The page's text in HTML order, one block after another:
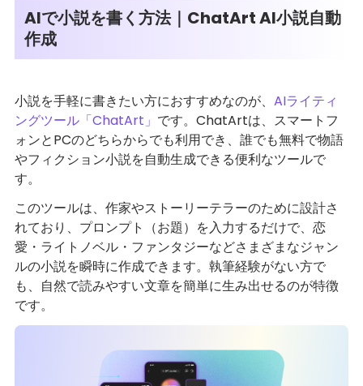
AIで小説を書く方法｜ChatArt AI小説自動
作成
小説を手軽に書きたい方におすすめなのが、 AIライティ
ングツール「ChatArt」 です。ChatArtは、スマートフ
ォンとPCのどちらからでも利用でき、誰でも無料で物語
やフィクション小説を自動生成できる便利なツールで
す。
このツールは、作家やストーリーテラーのために設計さ
れており、プロンプト（お題）を入力するだけで、恋
愛・ライトノベル・ファンタジーなどさまざまなジャン
ルの小説を瞬時に作成できます。執筆経験がない方で
も、自然で読みやすい文章を簡単に生み出せるのが特徴
です。